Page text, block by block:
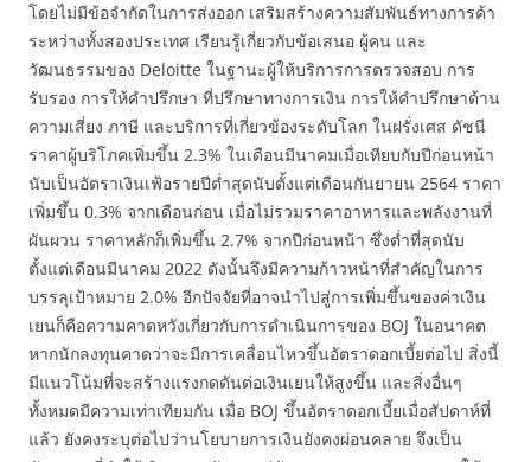
โดยไม่มีข้อจำกัดในการส่งออก เสริมสร้างความสัมพันธ์ทางการค้า
ระหว่างทั้งสองประเทศ เรียนรู้เกี่ยวกับข้อเสนอ ผู้คน และ
วัฒนธรรมของ Deloitte ในฐานะผู้ให้บริการการตรวจสอบ การ
รับรอง การให้คำปรึกษา ที่ปรึกษาทางการเงิน การให้คำปรึกษาด้าน
ความเสี่ยง ภาษี และบริการที่เกี่ยวข้องระดับโลก ในฝรั่งเศส ดัชนี
ราคาผู้บริโภคเพิ่มขึ้น 2.3% ในเดือนมีนาคมเมื่อเทียบกับปีก่อนหน้า
นับเป็นอัตราเงินเฟ้อรายปีต่ำสุดนับตั้งแต่เดือนกันยายน 2564 ราคา
เพิ่มขึ้น 0.3% จากเดือนก่อน เมื่อไม่รวมราคาอาหารและพลังงานที่
ผันผวน ราคาหลักก็เพิ่มขึ้น 2.7% จากปีก่อนหน้า ซึ่งต่ำที่สุดนับ
ตั้งแต่เดือนมีนาคม 2022 ดังนั้นจึงมีความก้าวหน้าที่สำคัญในการ
บรรลุเป้าหมาย 2.0% อีกปัจจัยที่อาจนำไปสู่การเพิ่มขึ้นของค่าเงิน
เยนก็คือความคาดหวังเกี่ยวกับการดำเนินการของ BOJ ในอนาคต
หากนักลงทุนคาดว่าจะมีการเคลื่อนไหวขึ้นอัตราดอกเบี้ยต่อไป สิ่งนี้
มีแนวโน้มที่จะสร้างแรงกดดันต่อเงินเยนให้สูงขึ้น และสิ่งอื่นๆ
ทั้งหมดมีความเท่าเทียมกัน เมื่อ BOJ ขึ้นอัตราดอกเบี้ยเมื่อสัปดาห์ที่
แล้ว ยังคงระบุต่อไปว่านโยบายการเงินยังคงผ่อนคลาย จึงเป็น